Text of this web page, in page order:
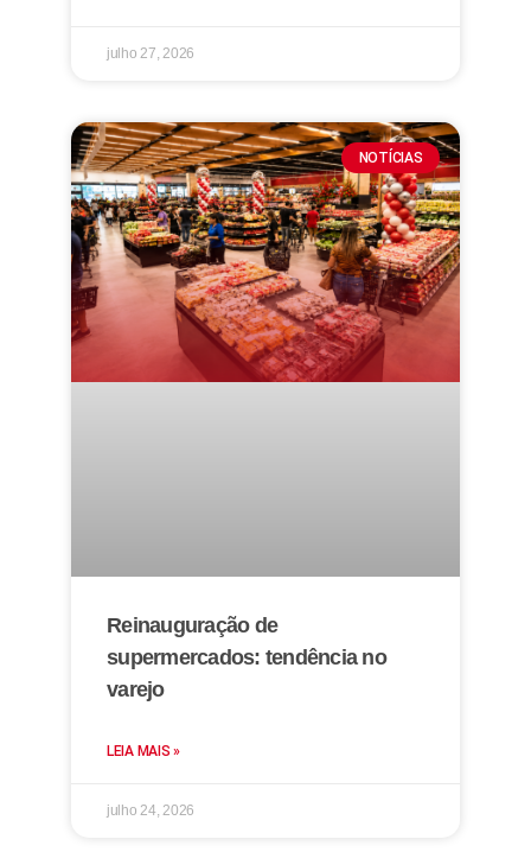
julho 27, 2026
NOTÍCIAS
Reinauguração de
supermercados: tendência no
varejo
LEIA MAIS »
julho 24, 2026